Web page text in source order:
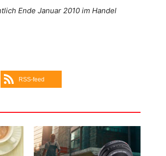
Ende Januar 2010 im Handel
RSS-feed